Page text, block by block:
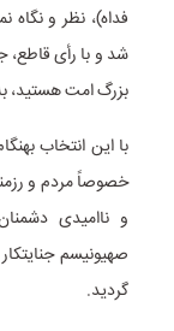
فداه)، نظر و نگاه
شد و با رأی قاطع،
بزرگ امت هستید،
با این انتخاب
خصوصاً مردم و
و ناامیدی
صهیونیسم
گردید.